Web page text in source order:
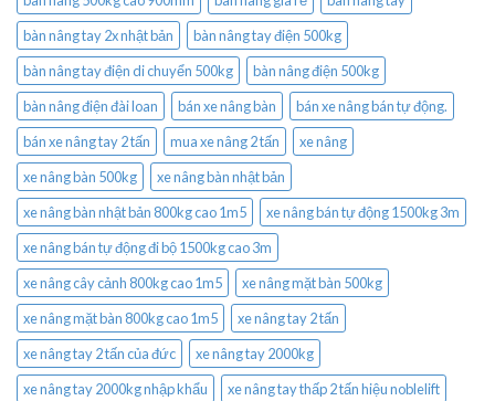
bàn nâng tay 2x nhật bản
bàn nâng tay điện 500kg
bàn nâng tay điện di chuyển 500kg
bàn nâng điện 500kg
bàn nâng điện đài loan
bán xe nâng bàn
bán xe nâng bán tự động.
bán xe nâng tay 2 tấn
mua xe nâng 2 tấn
xe nâng
xe nâng bàn 500kg
xe nâng bàn nhật bản
xe nâng bàn nhật bản 800kg cao 1m5
xe nâng bán tự động 1500kg 3m
xe nâng bán tự động đi bộ 1500kg cao 3m
xe nâng cây cảnh 800kg cao 1m5
xe nâng mặt bàn 500kg
xe nâng mặt bàn 800kg cao 1m5
xe nâng tay 2 tấn
xe nâng tay 2 tấn của đức
xe nâng tay 2000kg
xe nâng tay 2000kg nhập khẩu
xe nâng tay thấp 2 tấn hiệu noblelift